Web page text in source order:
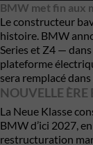
BMW met fin aux
Le constructeur
histoire. BMW
Series et Z4 —
plateforme
sera remplacé
NOUVELLE
La Neue Klasse
BMW d’ici 2027,
restructuration